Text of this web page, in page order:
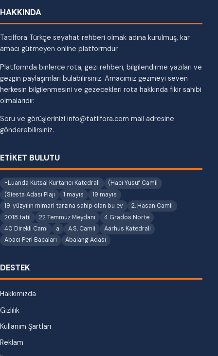
HAKKINDA
Tatilfora Türkçe seyahat rehberi olmak adına kurulmuş, kar
amacı gütmeyen online platformdur.
Platformda binlerce rota, gezi rehberi, bilgilendirme yazıları ve
gezgin paylaşımları bulabilirsiniz. Amacımız gezmeyi seven
herkesin bilgilenmesini ve gezecekleri rota hakkında fikir sahibi
olmalarıdır.
Soru ve görüşlerinizi info@tatilfora.com mail adresine
gönderebilirsiniz.
ETİKET BULUTU
-Luanda Kutsal Kurtarıcı Katedrali
(Hacı Yusuf Camii
(Siesta Adası Plajı
1 mayıs
19 mayıs
19. yüzyılın mimari tarzına sahip olan bu ev
2. Hasan Camii
2018 tatil
22 Temmuz Meydanı
4 Grados Norte
40 Direkli Cami
a A.S. Camii
Aarhus Katedrali
Abacı Peri Bacaları
Abaiang Adası
DESTEK
Hakkımızda
Gizlilik
Kullanım Şartları
Reklam